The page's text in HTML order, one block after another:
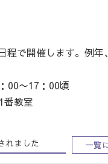
程で開催します。例
00〜17：00頃
番教室
れました 一覧